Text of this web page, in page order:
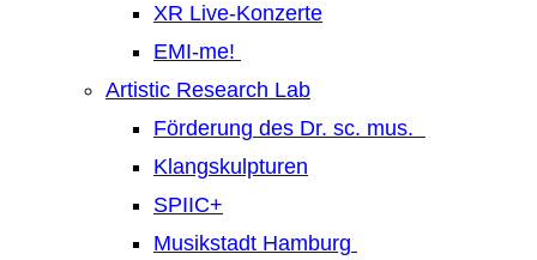
XR Live-Konzerte
EMI-me!
Artistic Research Lab
Förderung des Dr. sc. mus.
Klangskulpturen
SPIIC+
Musikstadt Hamburg